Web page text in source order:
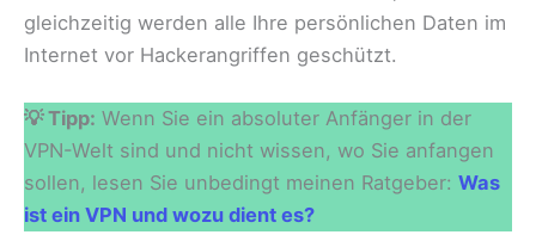
gleichzeitig werden alle Ihre persönlichen Daten im
Internet vor Hackerangriffen geschützt.
💡 Tipp: Wenn Sie ein absoluter Anfänger in der
VPN-Welt sind und nicht wissen, wo Sie anfangen
sollen, lesen Sie unbedingt meinen Ratgeber: Was
ist ein VPN und wozu dient es?